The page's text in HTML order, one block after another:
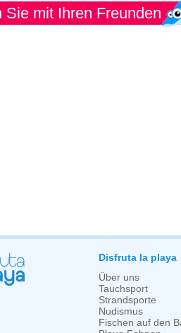
Sie mit Ihren Freunden
Disfruta la playa
Über uns
Tauchsport
Strandsporte
Nudismus
Fischen auf den